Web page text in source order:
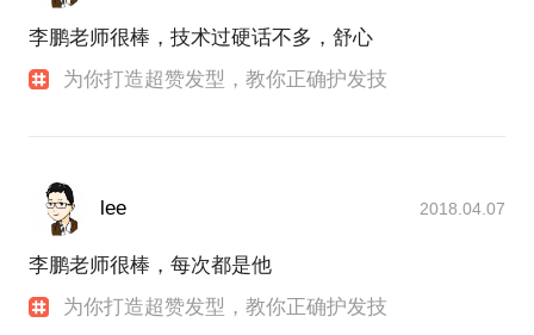
李鹏老师很棒，技术过硬话不多，舒心
为你打造超赞发型，教你正确护发技
lee 2018.04.07
李鹏老师很棒，每次都是他
为你打造超赞发型，教你正确护发技